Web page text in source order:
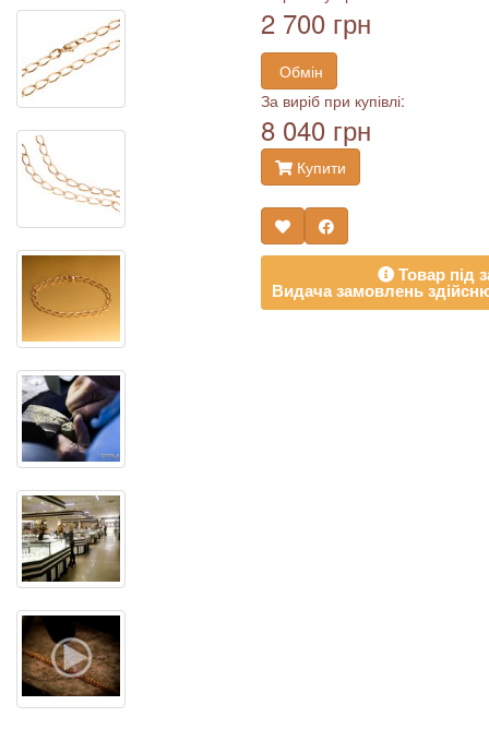
2 700 грн
Обмін
За виріб при купівлі:
8 040 грн
Купити
Товар під
Видача замовлень